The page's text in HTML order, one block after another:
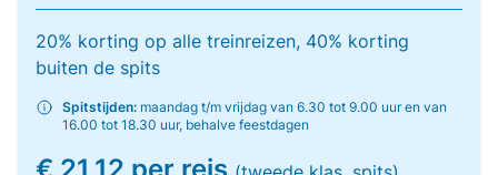
20% korting op alle treinreizen, 40% korting
buiten de spits
Spitstijden: maandag t/m vrijdag van 6.30 tot 9.00 uur en van
16.00 tot 18.30 uur, behalve feestdagen